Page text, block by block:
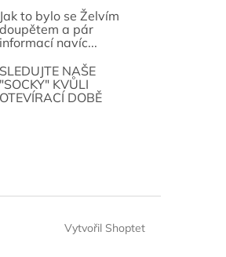
Jak to bylo se Želvím
doupětem a pár
informací navíc...
SLEDUJTE NAŠE
"SOCKY" KVŮLI
OTEVÍRACÍ DOBĚ
Vytvořil Shoptet